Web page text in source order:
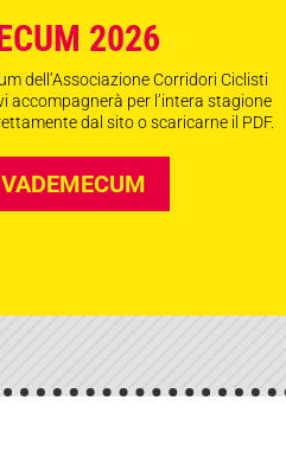
2026
dell’Associazione Corridori Ciclisti
accompagnerà per l’intera stagione
dal sito o scaricarne il PDF.